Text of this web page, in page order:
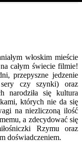
włoskim mieście
całym świecie filmie!
przepyszne jedzenie
czy szynki) oraz
narodziła się kultura
których nie da się
na niezliczoną ilość
a zdecydować się
Rzymu oraz
doświadczeniem.